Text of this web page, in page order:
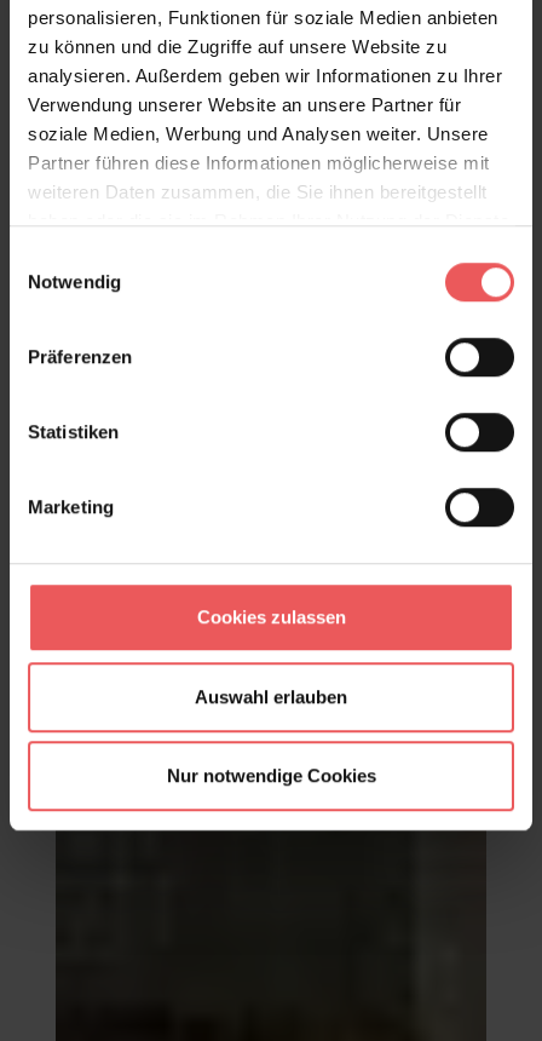
personalisieren, Funktionen für soziale Medien anbieten
zu können und die Zugriffe auf unsere Website zu
analysieren. Außerdem geben wir Informationen zu Ihrer
Verwendung unserer Website an unsere Partner für
soziale Medien, Werbung und Analysen weiter. Unsere
Partner führen diese Informationen möglicherweise mit
weiteren Daten zusammen, die Sie ihnen bereitgestellt
haben oder die sie im Rahmen Ihrer Nutzung der Dienste
Notwendig
Präferenzen
Statistiken
Marketing
Cookies zulassen
Auswahl erlauben
Nur notwendige Cookies
Muscat, Yellow
129,00 €